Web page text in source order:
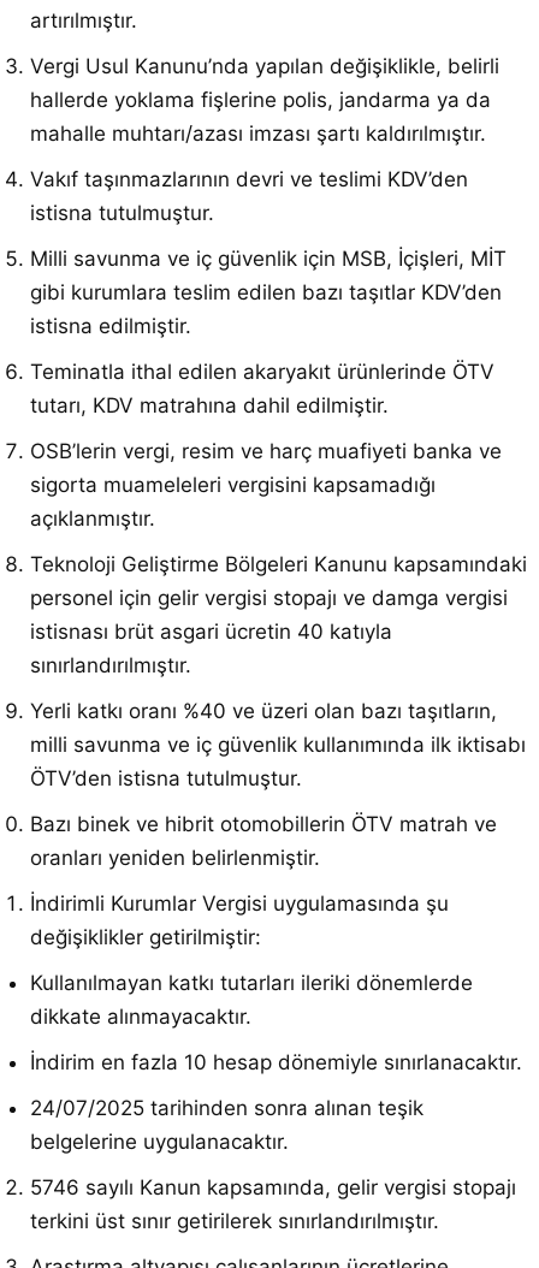
artırılmıştır.
Vergi Usul Kanunu’nda yapılan değişiklikle, belirli
hallerde yoklama fişlerine polis, jandarma ya da
mahalle muhtarı/azası imzası şartı kaldırılmıştır.
Vakıf taşınmazlarının devri ve teslimi KDV’den
istisna tutulmuştur.
Milli savunma ve iç güvenlik için MSB, İçişleri, MİT
gibi kurumlara teslim edilen bazı taşıtlar KDV’den
istisna edilmiştir.
Teminatla ithal edilen akaryakıt ürünlerinde ÖTV
tutarı, KDV matrahına dahil edilmiştir.
OSB’lerin vergi, resim ve harç muafiyeti banka ve
sigorta muameleleri vergisini kapsamadığı
açıklanmıştır.
Teknoloji Geliştirme Bölgeleri Kanunu kapsamındaki
personel için gelir vergisi stopajı ve damga vergisi
istisnası brüt asgari ücretin 40 katıyla
sınırlandırılmıştır.
Yerli katkı oranı %40 ve üzeri olan bazı taşıtların,
milli savunma ve iç güvenlik kullanımında ilk iktisabı
ÖTV’den istisna tutulmuştur.
Bazı binek ve hibrit otomobillerin ÖTV matrah ve
oranları yeniden belirlenmiştir.
İndirimli Kurumlar Vergisi uygulamasında şu
değişiklikler getirilmiştir:
Kullanılmayan katkı tutarları ileriki dönemlerde
dikkate alınmayacaktır.
İndirim en fazla 10 hesap dönemiyle sınırlanacaktır.
24/07/2025 tarihinden sonra alınan teşik
belgelerine uygulanacaktır.
5746 sayılı Kanun kapsamında, gelir vergisi stopajı
terkini üst sınır getirilerek sınırlandırılmıştır.